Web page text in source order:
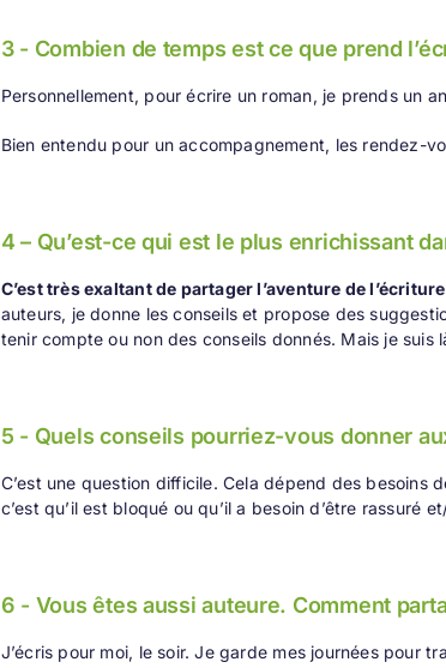
3 - Combien de temps est ce que prend
Personnellement, pour écrire un roman, je prends un
Bien entendu pour un accompagnement, les rendez-
4 – Qu’est-ce qui est le plus enrichissant
C’est très exaltant de partager l’aventure de
auteurs, je donne les conseils et propose des
tenir compte ou non des conseils donnés. Mais je suis
5 - Quels conseils pourriez-vous donner
C’est une question difficile. Cela dépend des besoins
c’est qu’il est bloqué ou qu’il a besoin d’être
6 - Vous êtes aussi auteure. Comment
J’écris pour moi, le soir. Je garde mes journées pour